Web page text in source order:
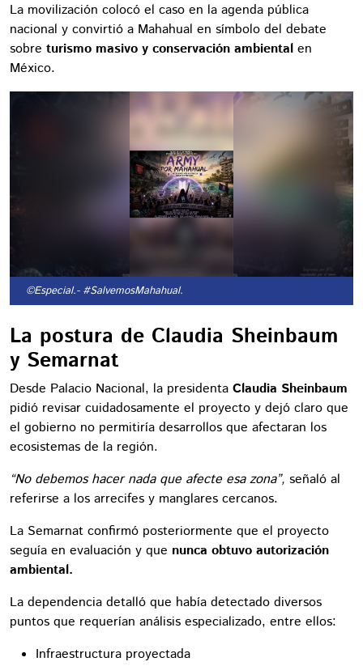
La movilización colocó el caso en la agenda pública
nacional y convirtió a Mahahual en símbolo del debate
sobre turismo masivo y conservación ambiental en
México.
©Especial.- #SalvemosMahahual.
La postura de Claudia Sheinbaum
y Semarnat
Desde Palacio Nacional, la presidenta Claudia Sheinbaum
pidió revisar cuidadosamente el proyecto y dejó claro que
el gobierno no permitiría desarrollos que afectaran los
ecosistemas de la región.
“No debemos hacer nada que afecte esa zona”, señaló al
referirse a los arrecifes y manglares cercanos.
La Semarnat confirmó posteriormente que el proyecto
seguía en evaluación y que nunca obtuvo autorización
ambiental.
La dependencia detalló que había detectado diversos
puntos que requerían análisis especializado, entre ellos:
Infraestructura proyectada